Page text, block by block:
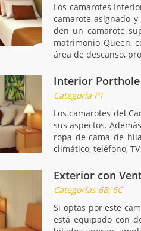
Los camarotes
camarote asignado
den un camarote
matrimonio Queen,
área de descanso,
Interior Porthole
Categoría PT
Los camarotes del
sus aspectos.
ropa de cama de
climático, teléfono,
Exterior con
Categorías 6B, 6C
Si optas por este
está equipado con